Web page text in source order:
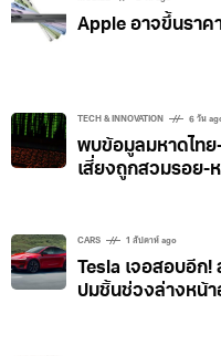
Apple อาจขึ้นราค
TECH & INNOVATION 6 วัน
พบข้อมูลมหาดไทย
เสี่ยงถูกสวมรอย-
CARS 1 สัปดาห์ ago
Tesla เจอสอบอีก
ปมชิ้นช่วงล่างหน้